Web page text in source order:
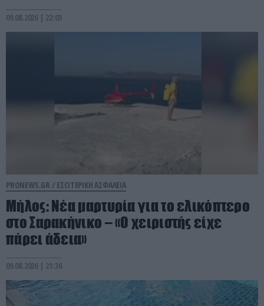
09.08.2026 | 22:03
PRONEWS.GR / ΕΣΩΤΕΡΙΚΗ ΑΣΦΑΛΕΙΑ
Μήλος: Νέα μαρτυρία για το ελικόπτερο
στο Σαρακήνικο – «Ο χειριστής είχε
πάρει άδεια»
09.08.2026 | 21:36